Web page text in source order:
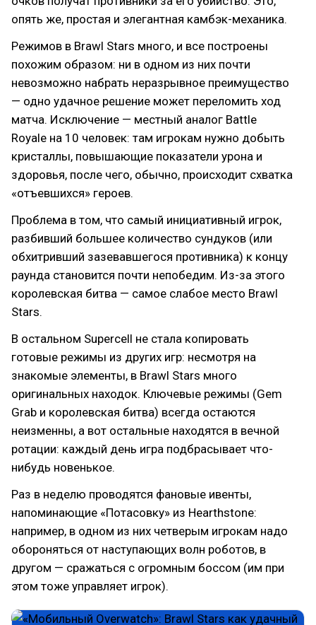
опять же, простая и элегантная камбэк-механика.
Режимов в Brawl Stars много, и все построены
похожим образом: ни в одном из них почти
невозможно набрать неразрывное преимущество
— одно удачное решение может переломить ход
матча. Исключение — местный аналог Battle
Royale на 10 человек: там игрокам нужно добыть
кристаллы, повышающие показатели урона и
здоровья, после чего, обычно, происходит схватка
«‎отъевшихся» героев.‎
Проблема в том, что самый инициативный игрок,
разбивший большее количество сундуков (или
обхитривший зазевавшегося противника) к концу
раунда становится почти непобедим. Из-за этого
королевская битва — самое слабое место Brawl
Stars.
В остальном Supercell не стала копировать
готовые режимы из других игр: несмотря на
знакомые элементы, в Brawl Stars много
оригинальных находок. Ключевые режимы (Gem
Grab и королевская битва) всегда остаются
неизменны, а вот остальные находятся в вечной
ротации: каждый день игра подбрасывает что-
нибудь новенькое.
Раз в неделю проводятся фановые ивенты,
напоминающие «Потасовку» из Hearthstone:
например, в одном из них четверым игрокам надо
обороняться от наступающих волн роботов, в
другом — сражаться с огромным боссом (им при
этом тоже управляет игрок).